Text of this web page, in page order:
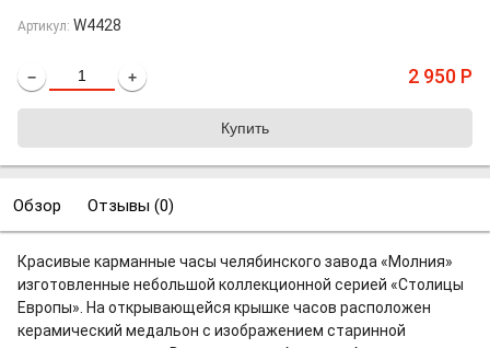
Артикул: W4428
− + 2 950 Р
Обзор Отзывы (0)
Красивые карманные часы челябинского завода «Молния»
изготовленные небольшой коллекционной серией «Столицы
Европы». На открывающейся крышке часов расположен
керамический медальон с изображением старинной